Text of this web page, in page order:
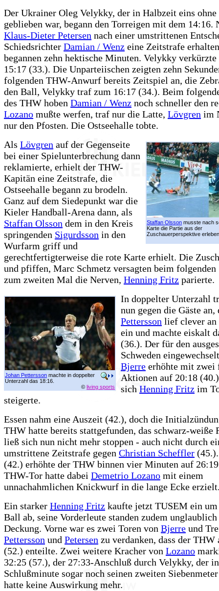
Der Ukrainer Oleg Velykky, der in Halbzeit eins
geblieben war, begann den Torreigen mit dem 14:16.
Klaus-Dieter Petersen nach einer umstrittenen
Schiedsrichter Damian / Wenz eine Zeitstrafe
begannen zehn hektische Minuten. Velykky verkürzte
15:17 (33.). Die Unparteiischen zeigten zehn
folgenden THW-Anwurf bereits Zeitspiel an, die
den Ball, Velykky traf zum 16:17 (34.). Beim
des THW hoben Damian / Wenz noch schneller den
Lozano mußte werfen, traf nur die Latte, Lövgren im
nur den Pfosten. Die Ostseehalle tobte.
Staffan Olsson musste nach
Karte die Partie aus der
Zuschauerperspektive
Als Lövgren auf der Gegenseite
bei einer Spielunterbrechung dann
reklamierte, erhielt der THW-
Kapitän eine Zeitstrafe, die
Ostseehalle begann zu brodeln.
Ganz auf dem Siedepunkt war die
Kieler Handball-Arena dann, als
Staffan Olsson dem in den Kreis
springenden Sigurdsson in den
Wurfarm griff und
gerechtfertigterweise die rote Karte erhielt. Die
und pfiffen, Marc Schmetz versagten beim folgenden
zum zweiten Mal die Nerven, Henning Fritz parierte.
Johan Pettersson machte in doppelter
Unterzahl das 18:16.
© living sports
In doppelter Unterzahl
nun gegen die Gäste
Pettersson lief clever an
ein und machte eiskalt
(36.). Der für den
Schweden
Bjerre erhöhte mit zwei
Aktionen auf 20:18
sich Henning Fritz im
steigerte.
Essen nahm eine Auszeit (42.), doch die
THW hatte bereits stattgefunden, das schwarz-weiße
ließ sich nun nicht mehr stoppen - auch nicht durch
umstrittene Zeitstrafe gegen Christian Scheffler
(42.) erhöhte der THW binnen vier Minuten auf
THW-Tor hatte dabei Demetrio Lozano mit einem
unnachahmlichen Knickwurf in die lange Ecke
Ein starker Henning Fritz kaufte jetzt TUSEM ein um
Ball ab, seine Vorderleute standen zudem
Deckung. Vorne war es zwei Toren von Bjerre und
Pettersson und Petersen zu verdanken, dass der THW
(52.) enteilte. Zwei weitere Kracher von Lozano
32:25 (57.), der 27:33-Anschluß durch Velykky, der
Schlußminute sogar noch seinen zweiten
hatte keine Auswirkung mehr.